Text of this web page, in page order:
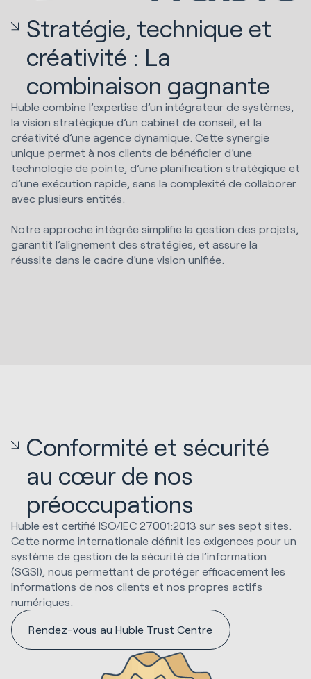
Stratégie, technique et
créativité : La
combinaison gagnante
Huble combine l’expertise d’un intégrateur de systèmes,
la vision stratégique d’un cabinet de conseil, et la
créativité d’une agence dynamique. Cette synergie
unique permet à nos clients de bénéficier d’une
technologie de pointe, d’une planification stratégique et
d’une exécution rapide, sans la complexité de collaborer
avec plusieurs entités.
Notre approche intégrée simplifie la gestion des projets,
garantit l’alignement des stratégies, et assure la
réussite dans le cadre d’une vision unifiée.
Conformité et sécurité
au cœur de nos
préoccupations
Huble est certifié ISO/IEC 27001:2013 sur ses sept sites.
Cette norme internationale définit les exigences pour un
système de gestion de la sécurité de l’information
(SGSI), nous permettant de protéger efficacement les
informations de nos clients et nos propres actifs
numériques.
Rendez-vous au Huble Trust Centre